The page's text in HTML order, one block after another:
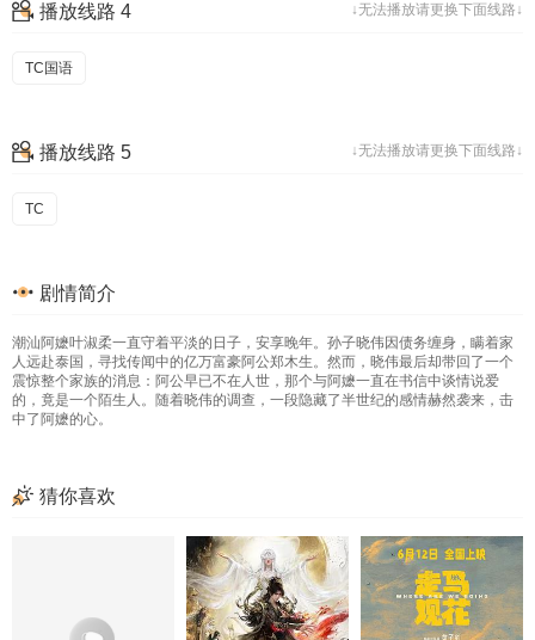
↓无法播放请更换下面线路↓
播放线路 4
TC国语
↓无法播放请更换下面线路↓
播放线路 5
TC
剧情简介
潮汕阿嬷叶淑柔一直守着平淡的日子，安享晚年。孙子晓伟因债务缠身，瞒着家
人远赴泰国，寻找传闻中的亿万富豪阿公郑木生。然而，晓伟最后却带回了一个
震惊整个家族的消息：阿公早已不在人世，那个与阿嬷一直在书信中谈情说爱
的，竟是一个陌生人。随着晓伟的调查，一段隐藏了半世纪的感情赫然袭来，击
中了阿嬷的心。
猜你喜欢